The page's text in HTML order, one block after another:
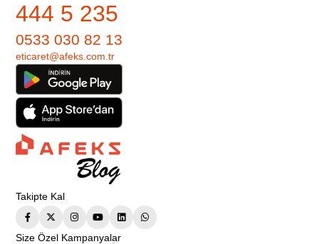
444 5 235
0533 030 82 13
eticaret@afeks.com.tr
Takipte Kal
Size Özel Kampanyalar